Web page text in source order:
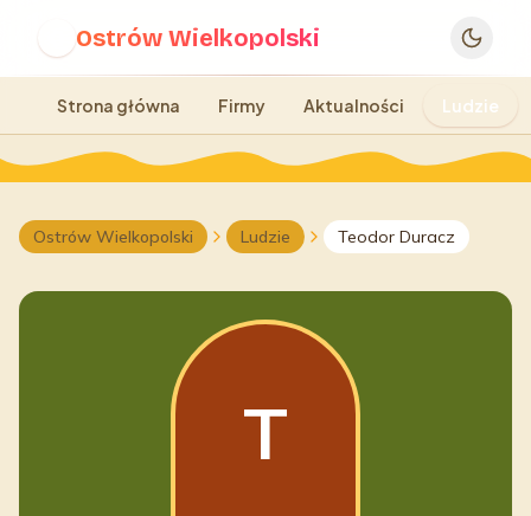
Ostrów Wielkopolski
Strona główna Firmy Aktualności Ludzie
Ostrów Wielkopolski Ludzie Teodor Duracz
T